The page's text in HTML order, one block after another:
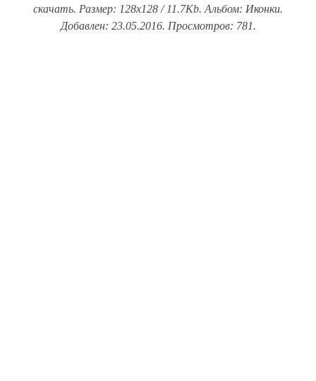
скачать. Размер: 128x128 / 11.7Kb. Альбом: Иконки.
Добавлен: 23.05.2016. Просмотров: 781.